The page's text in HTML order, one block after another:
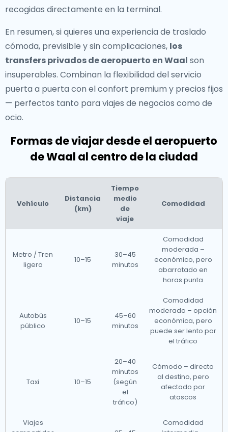
recogidas directamente en la terminal.
En resumen, si quieres una experiencia de traslado
cómoda, previsible y sin complicaciones, los
transfers privados de aeropuerto en Waal son
insuperables. Combinan la flexibilidad del servicio
puerta a puerta con el confort premium y precios fijos
— perfectos tanto para viajes de negocios como de
ocio.
Formas de viajar desde el aeropuerto
de Waal al centro de la ciudad
Vehículo
Distancia
(km)
Tiempo
medio
de
viaje
Comodidad
Metro / Tren
ligero
10–15
30–45
minutos
Comodidad
moderada –
económico, pero
abarrotado en
horas punta
Autobús
público
10–15
45–60
minutos
Comodidad
moderada – opción
económica, pero
puede ser lento por
el tráfico
Taxi 10–15
20–40
minutos
(según
el
tráfico)
Cómodo – directo
al destino, pero
afectado por
atascos
Viajes
Comodidad